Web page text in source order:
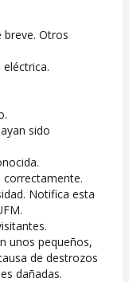
breve. Otros
sido
correctamente.
Notifica esta
unos pequeños,
de destrozos
dañadas.